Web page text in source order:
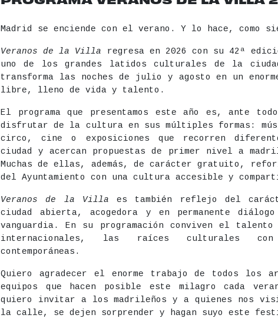
Madrid se enciende con el verano. Y lo hace, como
Veranos de la Villa regresa en 2026 con su 42ª
uno de los grandes latidos culturales de la
transforma las noches de julio y agosto en un
libre, lleno de vida y talento.
El programa que presentamos este año es, ante
disfrutar de la cultura en sus múltiples formas:
circo, cine o exposiciones que recorren
ciudad y acercan propuestas de primer nivel a
Muchas de ellas, además, de carácter gratuito,
del Ayuntamiento con una cultura accesible y
Veranos de la Villa es también reflejo del
ciudad abierta, acogedora y en permanente
vanguardia. En su programación conviven el
internacionales, las raíces culturales con
contemporáneas.
Quiero agradecer el enorme trabajo de todos los
equipos que hacen posible este milagro cada
quiero invitar a los madrileños y a quienes nos
la calle, se dejen sorprender y hagan suyo este